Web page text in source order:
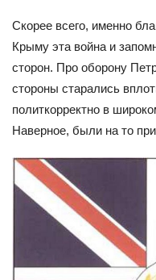
Скорее всего, именно
Крыму эта война и
сторон. Про оборону
стороны старались
политкорректно в
Наверное, были на то